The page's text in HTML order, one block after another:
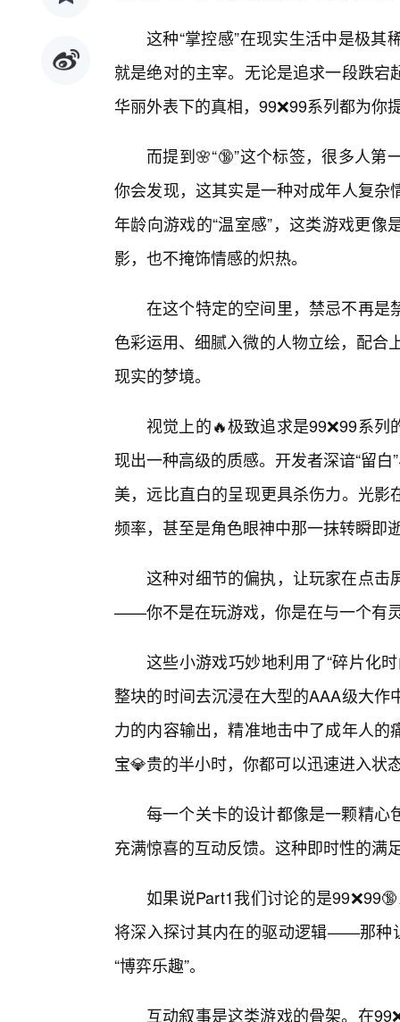
这种“掌控感”在现实生活中是极
就是绝对的主宰。无论是追求一段跌
华丽外表下的真相，99❌99系列都为你
而提到🌸“🔞”这个标签，很多人
你会发现，这其实是一种对成年人复
年龄向游戏的“温室感”，这类游戏更
影，也不掩饰情感的炽热。
在这个特定的空间里，禁忌不再是
色彩运用、细腻入微的人物立绘，配合
现实的梦境。
视觉上的🔥极致追求是99❌99系
现出一种高级的质感。开发者深谙“留
美，远比直白的呈现更具杀伤力。光
频率，甚至是角色眼神中那一抹转瞬即
这种对细节的偏执，让玩家在点击
——你不是在玩游戏，你是在与一个有
这些小游戏巧妙地利用了“碎片化
整块的时间去沉浸在大型的AAA级大作
力的内容输出，精准地击中了成年人
宝💎贵的半小时，你都可以迅速进入状
每一个关卡的设计都像是一颗精心
充满惊喜的互动反馈。这种即时性的满
如果说Part1我们讨论的是
将深入探讨其内在的驱动逻辑——那种
“博弈乐趣”。
互动叙事是这类游戏的骨架。在